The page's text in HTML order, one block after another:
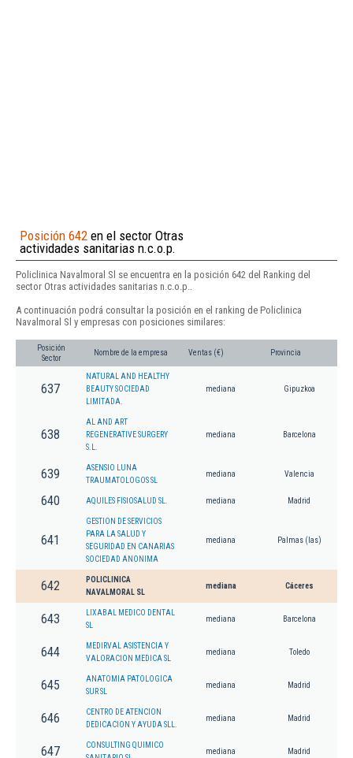
Posición 642 en el sector Otras
actividades sanitarias n.c.o.p.
Policlinica Navalmoral Sl se encuentra en la posición 642 del Ranking del
sector Otras actividades sanitarias n.c.o.p..
A continuación podrá consultar la posición en el ranking de Policlinica
Navalmoral Sl y empresas con posiciones similares:
Posición
Sector
Nombre de la empresa Ventas (€) Provincia
637
NATURAL AND HEALTHY
BEAUTY SOCIEDAD
LIMITADA.
mediana Gipuzkoa
638
AL AND ART
REGENERATIVE SURGERY
S.L.
mediana Barcelona
639
ASENSIO LUNA
TRAUMATOLOGOS SL
mediana Valencia
640 AQUILES FISIOSALUD SL. mediana Madrid
641
GESTION DE SERVICIOS
PARA LA SALUD Y
SEGURIDAD EN CANARIAS
SOCIEDAD ANONIMA
mediana Palmas (las)
642
POLICLINICA
NAVALMORAL SL
mediana Cáceres
643
LIXABAL MEDICO DENTAL
SL
mediana Barcelona
644
MEDIRVAL ASISTENCIA Y
VALORACION MEDICA SL
mediana Toledo
645
ANATOMIA PATOLOGICA
SUR SL
mediana Madrid
646
CENTRO DE ATENCION
DEDICACION Y AYUDA SLL.
mediana Madrid
647
CONSULTING QUIMICO
mediana Madrid